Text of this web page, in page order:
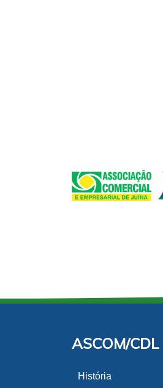
ASCOM/CDL
História